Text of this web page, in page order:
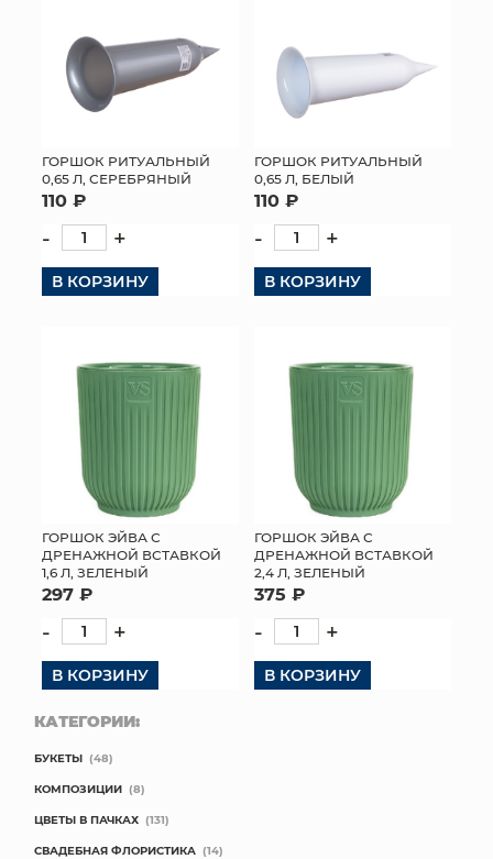
ИСКУССТВЕННЫЕ ЦВЕТЫ
ПАКЕТЫ И СУМКИ
ПОДАРОЧНЫЕ КАРТЫ
ТОРГОВЫЙ ЦЕНТР
ОПТОВЫМ КЛИЕНТАМ
ДОСТАВКА И ОПЛАТА
ГОРШОК РИТУАЛЬНЫЙ
0,65 Л, СЕРЕБРЯНЫЙ
110 ₽
- +
В КОРЗИНУ
ГОРШОК РИТУАЛЬНЫЙ
0,65 Л, БЕЛЫЙ
110 ₽
- +
В КОРЗИНУ
ГОРШОК ЭЙВА С
ДРЕНАЖНОЙ ВСТАВКОЙ
1,6 Л, ЗЕЛЕНЫЙ
297 ₽
- +
В КОРЗИНУ
ГОРШОК ЭЙВА С
ДРЕНАЖНОЙ ВСТАВКОЙ
2,4 Л, ЗЕЛЕНЫЙ
375 ₽
- +
В КОРЗИНУ
КАТЕГОРИИ:
БУКЕТЫ (48)
КОМПОЗИЦИИ (8)
ЦВЕТЫ В ПАЧКАХ (131)
СВАДЕБНАЯ ФЛОРИСТИКА (14)